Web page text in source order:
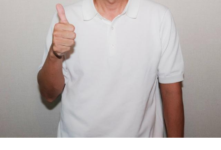
さらに、趣味についてもトークを展開。愛犬と過ごす時間を
増やすために驚くべきあるものを購入したと言う。さて何を
購入したのか…？ 詳しくはradikoタイムフリーで！